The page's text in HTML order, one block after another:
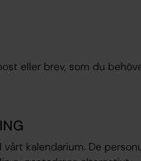
eller brev, som du
kalendarium. De